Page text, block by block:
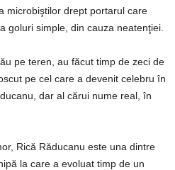
microbiştilor drept portarul care
goluri simple, din cauza neatenţiei.
pe teren, au făcut timp de zeci de
pe cel care a devenit celebru în
dar al cărui nume real, în
Rică Răducanu este una dintre
la care a evoluat timp de un